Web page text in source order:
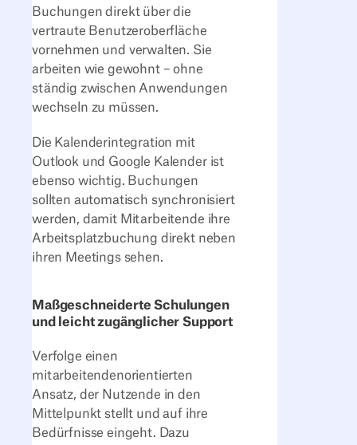
Buchungen direkt über die
vertraute Benutzeroberfläche
vornehmen und verwalten. Sie
arbeiten wie gewohnt – ohne
ständig zwischen Anwendungen
wechseln zu müssen.
Die Kalenderintegration mit
Outlook und Google Kalender ist
ebenso wichtig. Buchungen
sollten automatisch synchronisiert
werden, damit Mitarbeitende ihre
Arbeitsplatzbuchung direkt neben
ihren Meetings sehen.
Maßgeschneiderte Schulungen
und leicht zugänglicher Support
Verfolge einen
mitarbeitendenorientierten
Ansatz, der Nutzende in den
Mittelpunkt stellt und auf ihre
Bedürfnisse eingeht. Dazu